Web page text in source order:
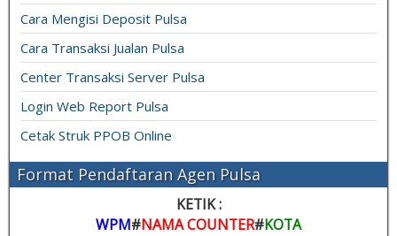
Cara Mengisi Deposit Pulsa
Cara Transaksi Jualan Pulsa
Center Transaksi Server Pulsa
Login Web Report Pulsa
Cetak Struk PPOB Online
Format Pendaftaran Agen Pulsa
KETIK :
WPM#NAMA COUNTER#KOTA